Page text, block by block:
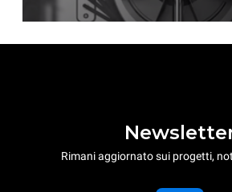
Rimani aggiornato sui progetti,